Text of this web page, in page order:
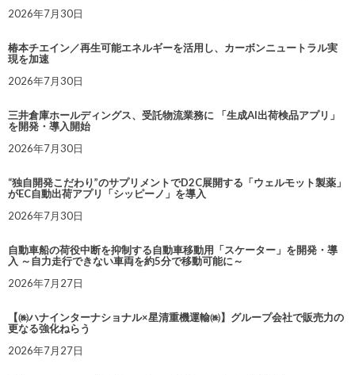
2026年7月30日
椿本チエイン／再生可能エネルギーを活用し、カーボンニュートラル実
現を加速
2026年7月30日
三井倉庫ホールディングス、受託物流業務に 「生成AI出荷検品アプリ」
を開発・導入開始
2026年7月30日
“独自開発こだわり”のサプリメントでD2C展開する「ウェルモット製薬」
がEC自動出荷アプリ「シッピーノ」を導入
2026年7月30日
自動車船の荷役中断を抑制する自動車移動用「スケーター」を開発・導
入 ～自力走行できない車両を約5分で移動可能に～
2026年7月27日
【㈱ハナインターナショナル×星清重機運輸㈱】グループ会社で販売力の
更なる強化ねらう
2026年7月27日